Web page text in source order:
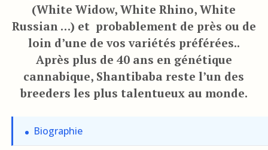
(White Widow, White Rhino, White
Russian …) et probablement de près ou de
loin d’une de vos variétés préférées..
Après plus de 40 ans en génétique
cannabique, Shantibaba reste l’un des
breeders les plus talentueux au monde.
Biographie